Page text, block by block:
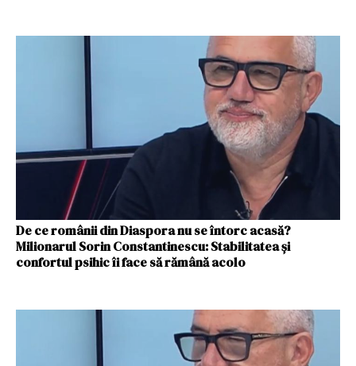
De ce românii din Diaspora nu se întorc acasă?
Milionarul Sorin Constantinescu: Stabilitatea și
confortul psihic îi face să rămână acolo